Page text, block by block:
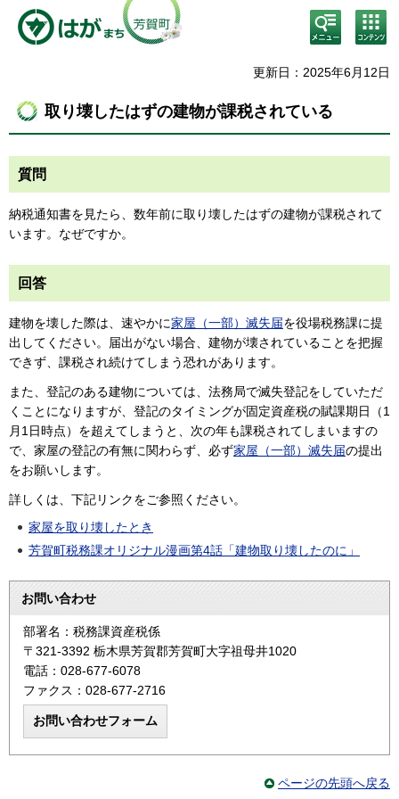
検
索・
メニ
コン
テン
ニュ
更新日：2025年6月12日
取り壊したはずの建物が課税されている
質問
納税通知書を見たら、数年前に取り壊したはずの建物が課税されて
います。なぜですか。
回答
建物を壊した際は、速やかに家屋（一部）滅失届を役場税務課に提
出してください。届出がない場合、建物が壊されていることを把握
できず、課税され続けてしまう恐れがあります。
また、登記のある建物については、法務局で滅失登記をしていただ
くことになりますが、登記のタイミングが固定資産税の賦課期日（1
月1日時点）を超えてしまうと、次の年も課税されてしまいますの
で、家屋の登記の有無に関わらず、必ず家屋（一部）滅失届の提出
をお願いします。
詳しくは、下記リンクをご参照ください。
家屋を取り壊したとき
芳賀町税務課オリジナル漫画第4話「建物取り壊したのに」
お問い合わせ
部署名：税務課資産税係
〒321-3392 栃木県芳賀郡芳賀町大字祖母井1020
電話：028-677-6078
ファクス：028-677-2716
ページの先頭へ戻る